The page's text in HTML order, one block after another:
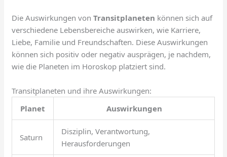
Die Auswirkungen vonTransitplaneten können sich auf
verschiedene Lebensbereiche auswirken, wie Karriere,
Liebe, Familie und Freundschaften. Diese Auswirkungen
können sich positiv oder negativ ausprägen, je nachdem,
wie die Planeten im Horoskop platziert sind.
Transitplaneten und ihre Auswirkungen:
Planet
Auswirkungen
Saturn
Disziplin, Verantwortung,
Herausforderungen